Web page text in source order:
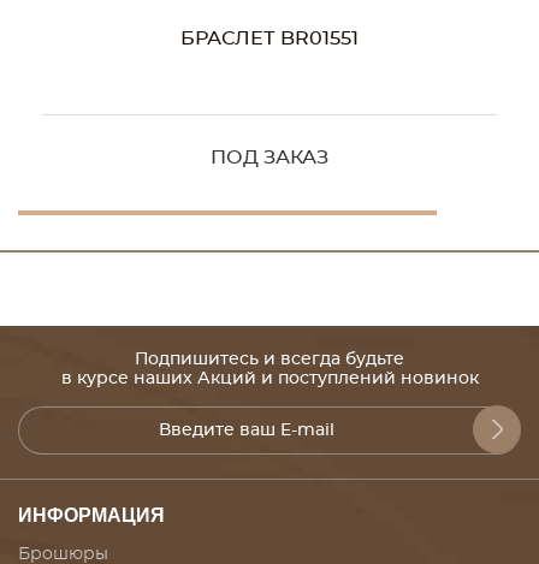
БРАСЛЕТ BR01551
ПОД ЗАКАЗ
Подпишитесь и всегда будьте
в курсе наших Акций и поступлений новинок
ИНФОРМАЦИЯ
Брошюры